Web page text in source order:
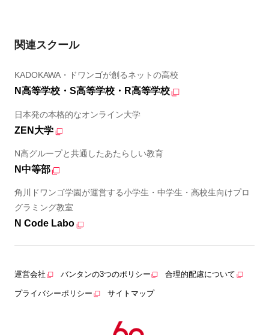
関連スクール
KADOKAWA・ドワンゴが創るネットの高校
N高等学校・S高等学校・R高等学校
日本発の本格的なオンライン大学
ZEN大学
N高グループと共通したあたらしい教育
N中等部
角川ドワンゴ学園が運営する小学生・中学生・高校生向けプロ
グラミング教室
N Code Labo
運営会社 バンタンの3つのポリシー 合理的配慮について
プライバシーポリシー サイトマップ